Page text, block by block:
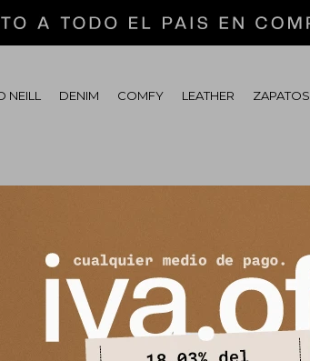
NEILL DENIM COMFY LEATHER ZAPATOS
de nuestro catálogo.
Quitar filtros